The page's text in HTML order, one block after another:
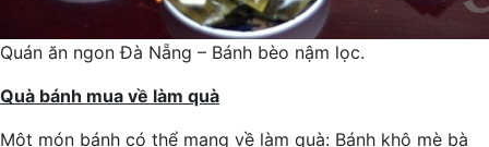
Quán ăn ngon Đà Nẵng – Bánh bèo nậm lọc.
Quà bánh mua về làm quà
Một món bánh có thể mang về làm quà: Bánh khô mè bà